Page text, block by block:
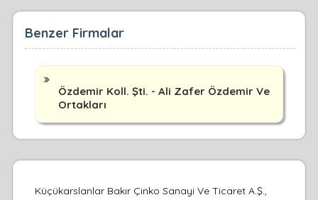
Benzer Firmalar
Özdemir Koll. Şti. - Ali Zafer Özdemir Ve
Ortakları
Küçükarslanlar Bakır Çinko Sanayi Ve Ticaret A.Ş.,